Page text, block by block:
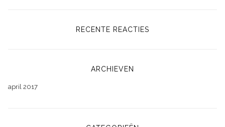
RECENTE REACTIES
ARCHIEVEN
april 2017